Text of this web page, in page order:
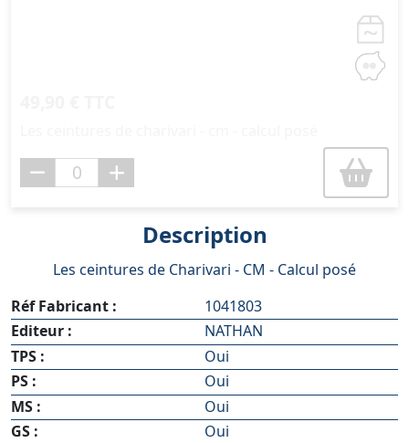
Description
Les ceintures de Charivari - CM - Calcul posé
Réf Fabricant :
1041803
Editeur :
NATHAN
TPS :
Oui
PS :
Oui
MS :
Oui
GS :
Oui